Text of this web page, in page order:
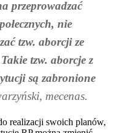
przeprowadzać
nie
tzw. aborcji ze
tzw. aborcje z
są zabronione
mecenas.
realizacji swoich planów,